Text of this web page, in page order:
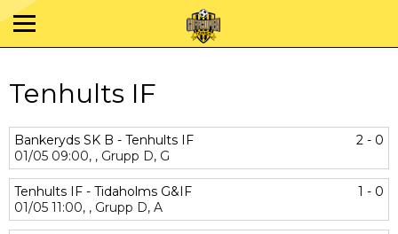
Tenhults IF
Bankeryds SK B - Tenhults IF
2 - 0
01/05 09:00, , Grupp D, G
Tenhults IF - Tidaholms G&IF
1 - 0
01/05 11:00, , Grupp D, A